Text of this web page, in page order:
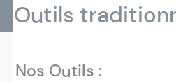
Outils
Nos Outils :